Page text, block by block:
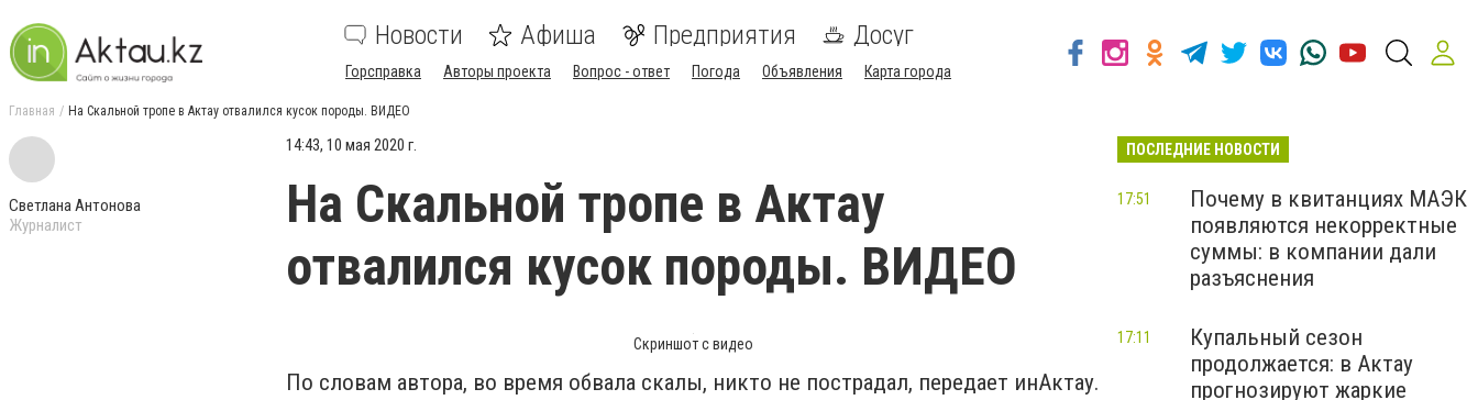
Новости Афиша Предприятия Досуг
Горсправка Авторы проекта Вопрос - ответ Погода Объявления Карта города
Главная На Скальной тропе в Актау отвалился кусок породы. ВИДЕО
Светлана Антонова
Журналист
14:43, 10 мая 2020 г.
На Скальной тропе в Актау
отвалился кусок породы. ВИДЕО
Скриншот с видео
По словам автора, во время обвала скалы, никто не пострадал, передает инАктау.
ПОСЛЕДНИЕ НОВОСТИ
Почему в квитанциях МАЭК
появляются некорректные
суммы: в компании дали
разъяснения
17:51
Купальный сезон
продолжается: в Актау
прогнозируют жаркие
17:11